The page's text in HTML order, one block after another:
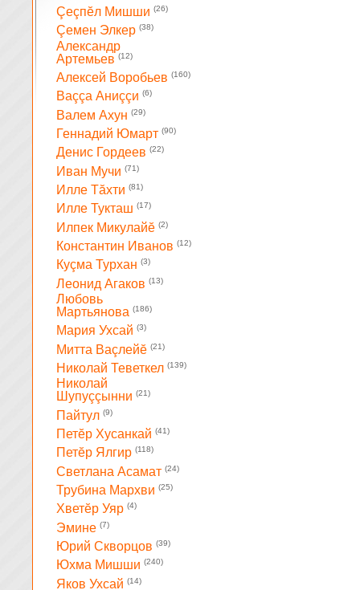
Çеçпĕл Мишши (26)
Çемен Элкер (38)
Александр
Артемьев (12)
Алексей Воробьев (160)
Ваççа Аниççи (6)
Валем Ахун (29)
Геннадий Юмарт (90)
Денис Гордеев (22)
Иван Мучи (71)
Илле Тăхти (81)
Илле Тукташ (17)
Илпек Микулайĕ (2)
Константин Иванов (12)
Куçма Турхан (3)
Леонид Агаков (13)
Любовь
Мартьянова (186)
Мария Ухсай (3)
Митта Ваçлейĕ (21)
Николай Теветкел (139)
Николай
Шупуççынни (21)
Пайтул (9)
Петĕр Хусанкай (41)
Петĕр Ялгир (118)
Светлана Асамат (24)
Трубина Мархви (25)
Хветĕр Уяр (4)
Эмине (7)
Юрий Скворцов (39)
Юхма Мишши (240)
Яков Ухсай (14)